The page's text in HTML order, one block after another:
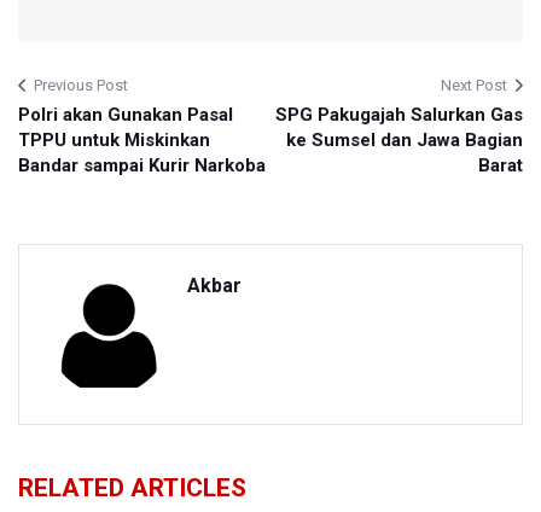
Previous Post
Polri akan Gunakan Pasal
TPPU untuk Miskinkan
Bandar sampai Kurir Narkoba
Next Post
SPG Pakugajah Salurkan Gas
ke Sumsel dan Jawa Bagian
Barat
Akbar
RELATED ARTICLES